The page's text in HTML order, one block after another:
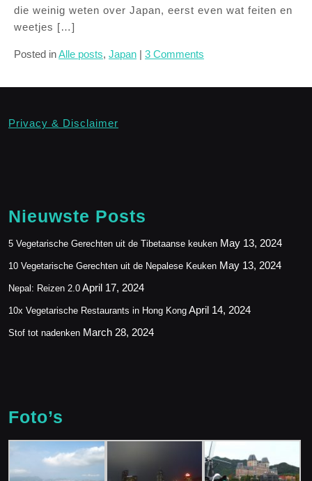
die weinig weten over Japan, eerst even wat feiten en
weetjes […]
Posted inAlle posts, Japan | 3 Comments
Privacy & Disclaimer
Nieuwste Posts
5 Vegetarische Gerechten uit de Tibetaanse keuken May 13, 2024
10 Vegetarische Gerechten uit de Nepalese Keuken May 13, 2024
Nepal: Reizen 2.0 April 17, 2024
10x Vegetarische Restaurants in Hong Kong April 14, 2024
Stof tot nadenken March 28, 2024
Foto’s